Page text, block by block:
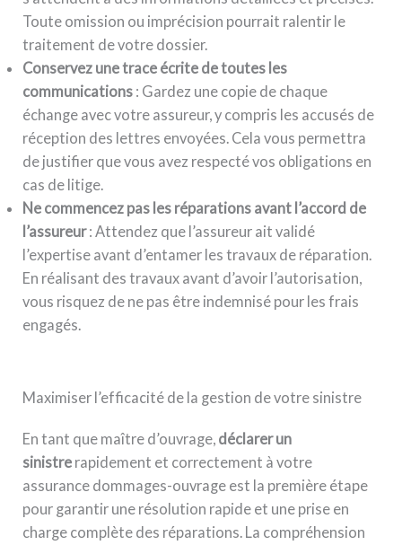
Toute omission ou imprécision pourrait ralentir le
traitement de votre dossier.
Conservez une trace écrite de toutes les
communications : Gardez une copie de chaque
échange avec votre assureur, y compris les accusés de
réception des lettres envoyées. Cela vous permettra
de justifier que vous avez respecté vos obligations en
cas de litige.
Ne commencez pas les réparations avant l’accord de
l’assureur: Attendez que l’assureur ait validé
l’expertise avant d’entamer les travaux de réparation.
En réalisant des travaux avant d’avoir l’autorisation,
vous risquez de ne pas être indemnisé pour les frais
engagés.
Maximiser l’efficacité de la gestion de votre sinistre
En tant que maître d’ouvrage, déclarer un
sinistre rapidement et correctement à votre
assurance dommages-ouvrage est la première étape
pour garantir une résolution rapide et une prise en
charge complète des réparations. La compréhension